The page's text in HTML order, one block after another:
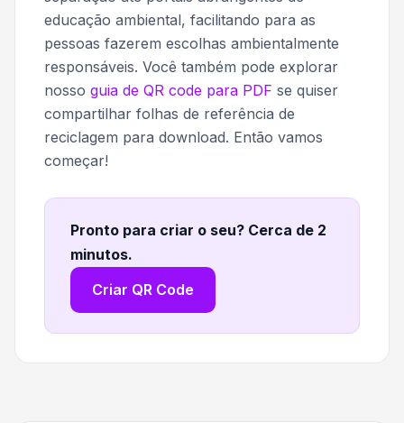
educação ambiental, facilitando para as
pessoas fazerem escolhas ambientalmente
responsáveis. Você também pode explorar
nosso guia de QR code para PDF se quiser
compartilhar folhas de referência de
reciclagem para download. Então vamos
começar!
Pronto para criar o seu? Cerca de 2
minutos.
Criar QR Code